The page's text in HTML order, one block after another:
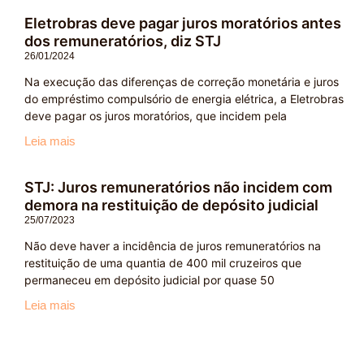
Eletrobras deve pagar juros moratórios antes
dos remuneratórios, diz STJ
26/01/2024
Na execução das diferenças de correção monetária e juros
do empréstimo compulsório de energia elétrica, a Eletrobras
deve pagar os juros moratórios, que incidem pela
Leia mais
STJ: Juros remuneratórios não incidem com
demora na restituição de depósito judicial
25/07/2023
Não deve haver a incidência de juros remuneratórios na
restituição de uma quantia de 400 mil cruzeiros que
permaneceu em depósito judicial por quase 50
Leia mais